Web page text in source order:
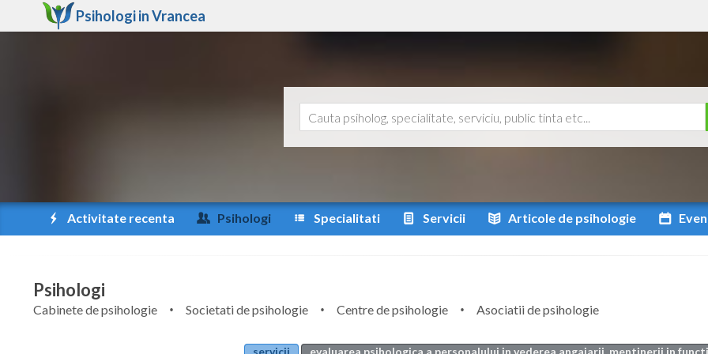
Psihologi inVrancea
Activitate recenta Psihologi Specialitati Servicii Articole de psihologie
Psihologi
Cabinete de psihologie Societati de psihologie Centre de psihologie
Asociatii de psihologie
servicii
evaluarea psihologica a personalului in vederea angajarii, mentinerii in